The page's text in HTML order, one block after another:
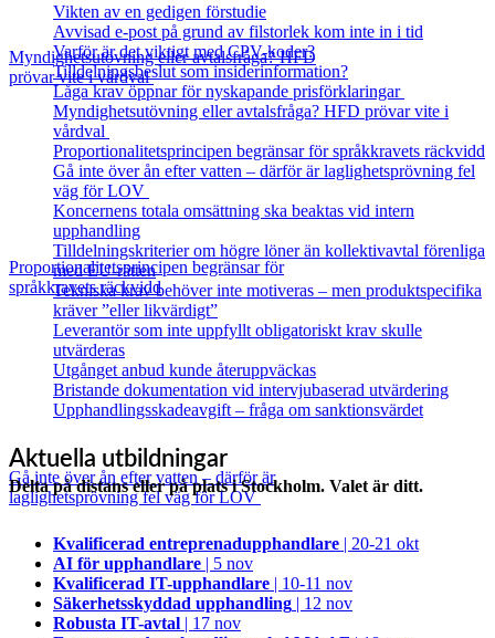
Myndighetsutövning eller avtalsfråga? HFD
prövar vite i vårdval
Proportionalitetsprincipen begränsar för
språkkravets räckvidd
Gå inte över ån efter vatten – därför är
laglighetsprövning fel väg för LOV
Vikten av en gedigen förstudie
Avvisad e-post på grund av filstorlek kom inte in i tid
Varför är det viktigt med CPV-koder?
Tilldelningsbeslut som insiderinformation?
Låga krav öppnar för nyskapande prisförklaringar
Myndighetsutövning eller avtalsfråga? HFD prövar vite i
vårdval
Proportionalitetsprincipen begränsar för språkkravets räckvidd
Gå inte över ån efter vatten – därför är laglighetsprövning fel
väg för LOV
Koncernens totala omsättning ska beaktas vid intern
upphandling
Tilldelningskriterier om högre löner än kollektivavtal förenliga
med EU‑rätten
Tekniska krav behöver inte motiveras – men produktspecifika
kräver ”eller likvärdigt”
Leverantör som inte uppfyllt obligatoriskt krav skulle
utvärderas
Utgånget anbud kunde återuppväckas
Bristande dokumentation vid intervjubaserad utvärdering
Upphandlingsskadeavgift – fråga om sanktionsvärdet
Aktuella utbildningar
Delta på distans eller på plats i Stockholm. Valet är ditt.
Kvalificerad entreprenad­upphandlare | 20-21 okt
AI för upphandlare | 5 nov
Kvalificerad IT-upphandlare | 10-11 nov
Säkerhetsskyddad upphandling | 12 nov
Robusta IT-avtal | 17 nov